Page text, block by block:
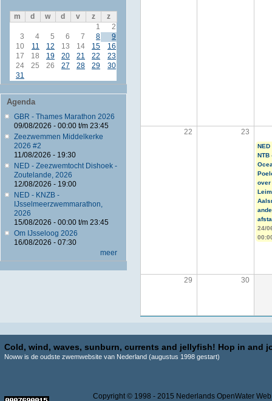
m d w d v z
z
1
2
3
4 5 6 7 8
9
10
11 12 13 14 15
16
17
18 19 20 21 22
23
24
25 26 27 28 29
30
31
Agenda
GBR - Thames Marathon 2026
09/08/2026 - 00:00t/m 23:45
Zeezwemmen Middelkerke
2026 #2
11/08/2026 - 19:30
NED - Zeezwemtocht Dishoek -
Zoutelande, 2026
12/08/2026 - 19:00
NED - KNZB -
IJsselmeerzwemmarathon,
2026
15/08/2026 - 00:00t/m 23:45
Om IJsseloog 2026
16/08/2026 - 07:30
meer
22 23
NED
NTB
over
24/
29 30
Cold, wind, waves, sunburn, currents and jellyfish! Hop in and
Noww is de oudste zwemwebsite van Nederland (augustus 1998 gestart)
Copyright © 1998 - 2015 Nederlands OpenWater